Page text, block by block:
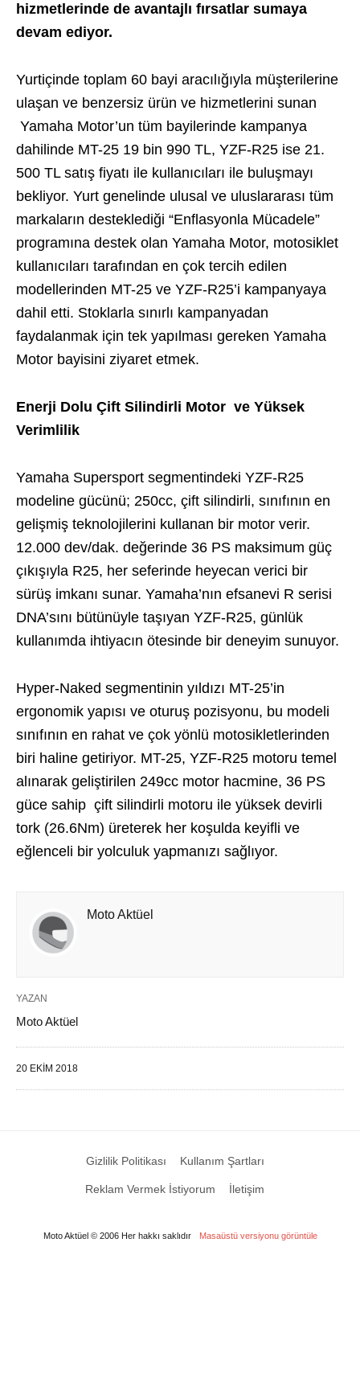
hizmetlerinde de avantajlı fırsatlar sumaya
devam ediyor.
Yurtiçinde toplam 60 bayi aracılığıyla müşterilerine
ulaşan ve benzersiz ürün ve hizmetlerini sunan
Yamaha Motor’un tüm bayilerinde kampanya
dahilinde MT-25 19 bin 990 TL, YZF-R25 ise 21.
500 TL satış fiyatı ile kullanıcıları ile buluşmayı
bekliyor. Yurt genelinde ulusal ve uluslararası tüm
markaların desteklediği “Enflasyonla Mücadele”
programına destek olan Yamaha Motor, motosiklet
kullanıcıları tarafından en çok tercih edilen
modellerinden MT-25 ve YZF-R25’i kampanyaya
dahil etti. Stoklarla sınırlı kampanyadan
faydalanmak için tek yapılması gereken Yamaha
Motor bayisini ziyaret etmek.
Enerji Dolu Çift Silindirli Motor ve Yüksek
Verimlilik
Yamaha Supersport segmentindeki YZF-R25
modeline gücünü; 250cc, çift silindirli, sınıfının en
gelişmiş teknolojilerini kullanan bir motor verir.
12.000 dev/dak. değerinde 36 PS maksimum güç
çıkışıyla R25, her seferinde heyecan verici bir
sürüş imkanı sunar. Yamaha’nın efsanevi R serisi
DNA’sını bütünüyle taşıyan YZF-R25, günlük
kullanımda ihtiyacın ötesinde bir deneyim sunuyor.
Hyper-Naked segmentinin yıldızı MT-25’in
ergonomik yapısı ve oturuş pozisyonu, bu modeli
sınıfının en rahat ve çok yönlü motosikletlerinden
biri haline getiriyor. MT-25, YZF-R25 motoru temel
alınarak geliştirilen 249cc motor hacmine, 36 PS
güce sahip çift silindirli motoru ile yüksek devirli
tork (26.6Nm) üreterek her koşulda keyifli ve
eğlenceli bir yolculuk yapmanızı sağlıyor.
Moto Aktüel
YAZAN
Moto Aktüel
20 EKIM 2018
Gizlilik Politikası Kullanım Şartları
Reklam Vermek İstiyorum İletişim
Moto Aktüel © 2006 Her hakkı saklıdır Masaüstü versiyonu görüntüle